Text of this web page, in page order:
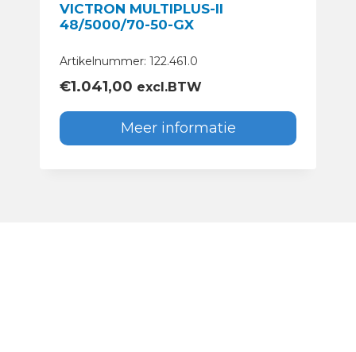
VICTRON MULTIPLUS-II
48/5000/70-50-GX
Artikelnummer: 122.461.0
€1.041,00 excl.BTW
Meer informatie